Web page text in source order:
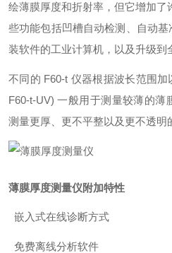
绘薄膜厚度和折射率，但它增加
些功能包括凹槽自动检测、自动基
装软件的工业计算机，以及升级到
不同的 F60-t 仪器根据波长范围加
F60-t-UV) 一般用于测量较薄的
测量更厚、更不平整以及更不透明
薄膜厚度测量仪附加特性
嵌入式在线诊断方式
免费离线分析软件